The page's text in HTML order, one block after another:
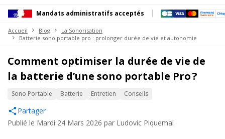
Mandats administratifs acceptés
Accueil Blog
La Sonorisation
Batterie sono portable pro : prolonger durée de vie et autonomie
Comment optimiser la durée de vie de
la batterie d’une sono portable Pro ?
Sono Portable Batterie Entretien Conseils
Partager
Publié le Mardi 24 Mars 2026 par Ludovic Piquemal